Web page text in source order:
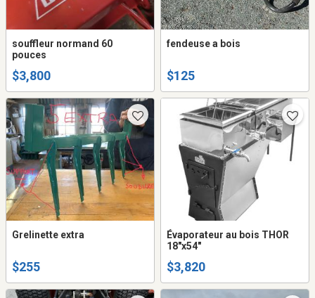
souffleur normand 60
pouces
$3,800
fendeuse a bois
$125
Grelinette extra
$255
Évaporateur au bois THOR
18"x54"
$3,820